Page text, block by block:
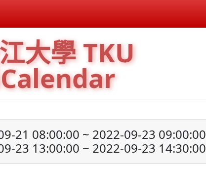
大學 TKU
21 08:00:00 ~ 2022-09-23 09:00:00
23 13:00:00 ~ 2022-09-23 14:30:00